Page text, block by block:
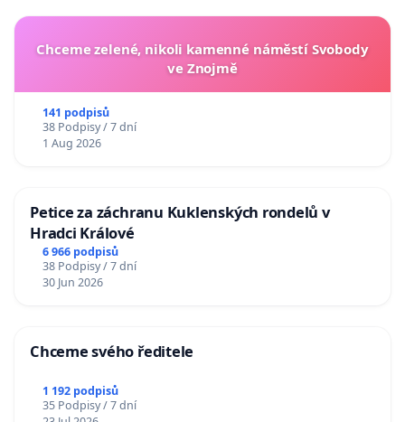
Chceme zelené, nikoli kamenné náměstí Svobody
ve Znojmě
141 podpisů
38 Podpisy / 7 dní
1 Aug 2026
Petice za záchranu Kuklenských rondelů v
Hradci Králové
6 966 podpisů
38 Podpisy / 7 dní
30 Jun 2026
Chceme svého ředitele
1 192 podpisů
35 Podpisy / 7 dní